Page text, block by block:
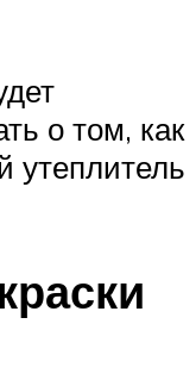
о том, как
утеплитель